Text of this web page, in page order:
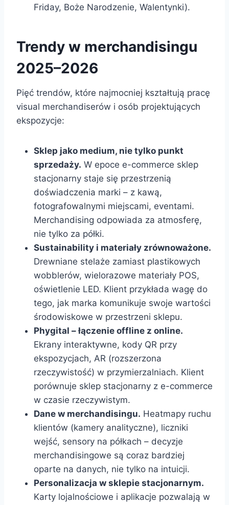
Friday, Boże Narodzenie, Walentynki).
Trendy w merchandisingu
2025–2026
Pięć trendów, które najmocniej kształtują pracę
visual merchandiserów i osób projektujących
ekspozycje:
Sklep jako medium, nie tylko punkt
sprzedaży. W epoce e-commerce sklep
stacjonarny staje się przestrzenią
doświadczenia marki – z kawą,
fotografowalnymi miejscami, eventami.
Merchandising odpowiada za atmosferę,
nie tylko za półki.
Sustainability i materiały zrównoważone.
Drewniane stelaże zamiast plastikowych
wobblerów, wielorazowe materiały POS,
oświetlenie LED. Klient przykłada wagę do
tego, jak marka komunikuje swoje wartości
środowiskowe w przestrzeni sklepu.
Phygital – łączenie offline z online.
Ekrany interaktywne, kody QR przy
ekspozycjach, AR (rozszerzona
rzeczywistość) w przymierzalniach. Klient
porównuje sklep stacjonarny z e-commerce
w czasie rzeczywistym.
Dane w merchandisingu. Heatmapy ruchu
klientów (kamery analityczne), liczniki
wejść, sensory na półkach – decyzje
merchandisingowe są coraz bardziej
oparte na danych, nie tylko na intuicji.
Personalizacja w sklepie stacjonarnym.
Karty lojalnościowe i aplikacje pozwalają w